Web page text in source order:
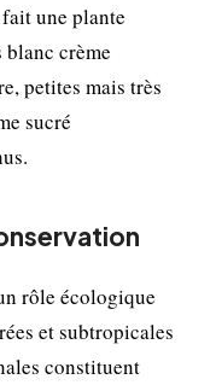
une plante
blanc crème
petites mais très
sucré
rôle écologique
et subtropicales
constituent